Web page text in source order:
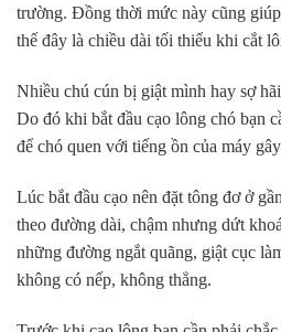
trường. Đồng thời mức này cũng
thế đây là chiều dài tối thiểu khi cắt
Nhiều chú cún bị giật mình hay sợ
Do đó khi bắt đầu cạo lông chó bạn
để chó quen với tiếng ồn của máy
Lúc bắt đầu cạo nên đặt tông đơ ở
theo đường dài, chậm nhưng dứt
những đường ngắt quãng, giật cục
không có nếp, không thẳng.